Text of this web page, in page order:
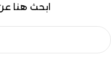
ابحث هنا